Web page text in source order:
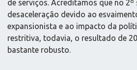
de serviços. Acreditamos que no 2º
desaceleração devido ao
expansionista e ao impacto da
restritiva, todavia, o resultado de
bastante robusto.